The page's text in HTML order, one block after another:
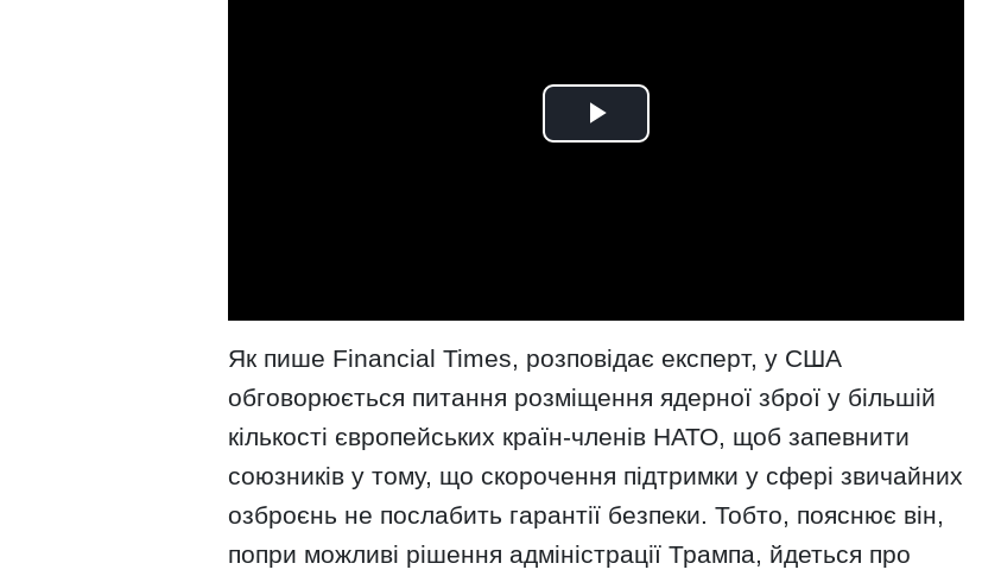
Як пише Financial Times, розповідає експерт, у США
обговорюється питання розміщення ядерної зброї у більшій
кількості європейських країн-членів НАТО, щоб запевнити
союзників у тому, що скорочення підтримки у сфері звичайних
озброєнь не послабить гарантії безпеки. Тобто, пояснює він,
попри можливі рішення адміністрації Трампа, йдеться про